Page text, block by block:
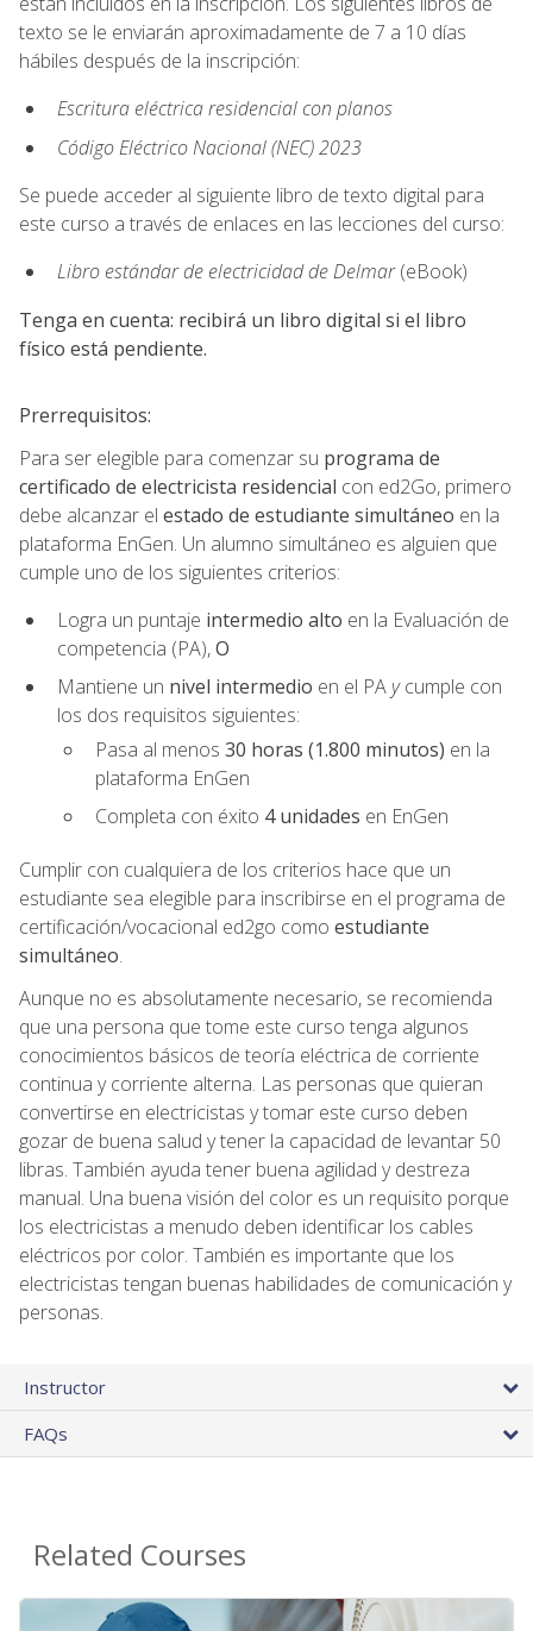
texto se le enviarán aproximadamente de 7 a 10 días
hábiles después de la inscripción:
Escritura eléctrica residencial con planos
Código Eléctrico Nacional (NEC) 2023
Se puede acceder al siguiente libro de texto digital para
este curso a través de enlaces en las lecciones del curso:
Libro estándar de electricidad de Delmar(eBook)
Tenga en cuenta: recibirá un libro digital si el libro
físico está pendiente.
Prerrequisitos:
Para ser elegible para comenzar su programa de
certificado de electricista residencial con ed2Go, primero
debe alcanzar el estado de estudiante simultáneo en la
plataforma EnGen. Un alumno simultáneo es alguien que
cumple uno de los siguientes criterios:
Logra un puntaje intermedio alto en la Evaluación de
competencia (PA),O
Mantiene un nivel intermedio en el PAycumple con
los dos requisitos siguientes:
Pasa al menos 30 horas (1.800 minutos) en la
plataforma EnGen
Completa con éxito 4 unidades en EnGen
Cumplir con cualquiera de los criterios hace que un
estudiante sea elegible para inscribirse en el programa de
certificación/vocacional ed2go como estudiante
simultáneo.
Aunque no es absolutamente necesario, se recomienda
que una persona que tome este curso tenga algunos
conocimientos básicos de teoría eléctrica de corriente
continua y corriente alterna. Las personas que quieran
convertirse en electricistas y tomar este curso deben
gozar de buena salud y tener la capacidad de levantar 50
libras. También ayuda tener buena agilidad y destreza
manual. Una buena visión del color es un requisito porque
los electricistas a menudo deben identificar los cables
eléctricos por color. También es importante que los
electricistas tengan buenas habilidades de comunicación y
personas.
Instructor
FAQs
Related Courses